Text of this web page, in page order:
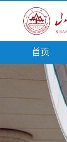
首页